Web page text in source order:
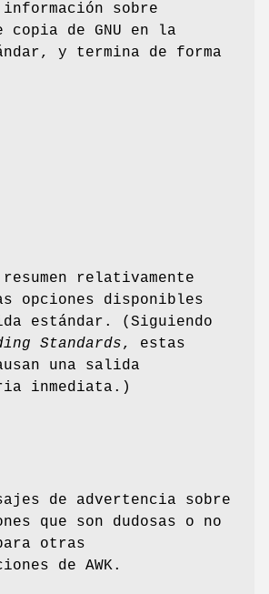
información sobre
copia de GNU en la
y termina de forma
relativamente
opciones disponibles
estándar. (Siguiendo
Standards, estas
una salida
inmediata.)
de advertencia sobre
que son dudosas o no
otras
de AWK.